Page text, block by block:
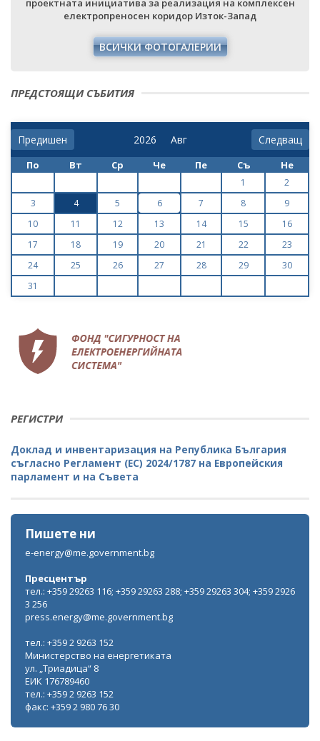
ПРЕДСТОЯЩИ СЪБИТИЯ
Предишен Следващ
По Вт Ср Че Пе Съ Не
1
2
3
4 5 6 7 8
9
10
11 12 13 14 15
16
17
18 19 20 21 22
23
24
25 26 27 28 29
30
31
РЕГИСТРИ
Доклад и инвентаризация на Република България
съгласно Регламент (ЕС) 2024/1787 на Европейския
парламент и на Съвета
Пишете ни
e-energy@me.government.bg
Пресцентър
тел.: +359 29263 116; +359 29263 288; +359 29263 304; +359 2926
3 256
press.energy@me.government.bg
тел.: +359 2 9263 152
Министерство на енергетиката
ул. „Триадица“ 8
ЕИК 176789460
тел.: +359 2 9263 152
факс: +359 2 980 76 30